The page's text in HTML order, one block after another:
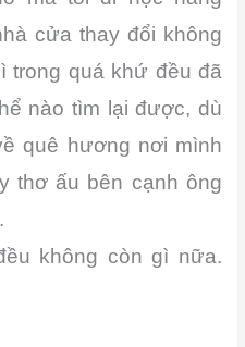
cửa thay đổi không
trong quá khứ đều đã
nào tìm lại được, dù
quê hương nơi mình
thơ ấu bên cạnh ông
không còn gì nữa.